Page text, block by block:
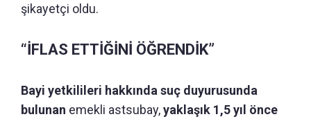
şikayetçi oldu.
“İFLAS ETTİĞİNİ ÖĞRENDİK”
Bayi yetkilileri hakkında suç duyurusunda
bulunan emekli astsubay,yaklaşık 1,5 yıl önce